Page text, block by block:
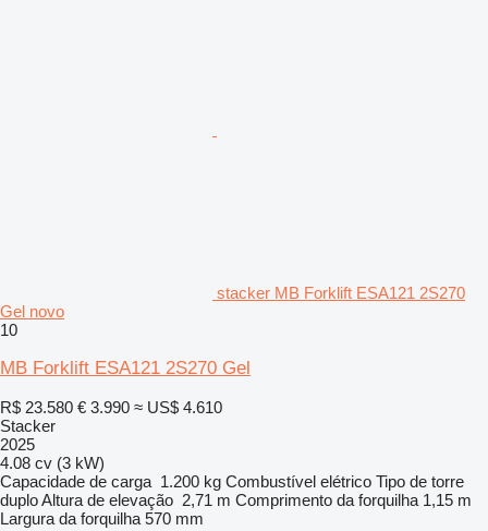
stacker MB Forklift ESA121 2S270
Gel novo
10
MB Forklift ESA121 2S270 Gel
R$ 23.580 € 3.990 ≈ US$ 4.610
Stacker
2025
4.08 cv (3 kW)
Capacidade de carga 1.200 kg Combustível elétrico Tipo de torre
duploAltura de elevação 2,71 m Comprimento da forquilha 1,15 m
Largura da forquilha 570 mm